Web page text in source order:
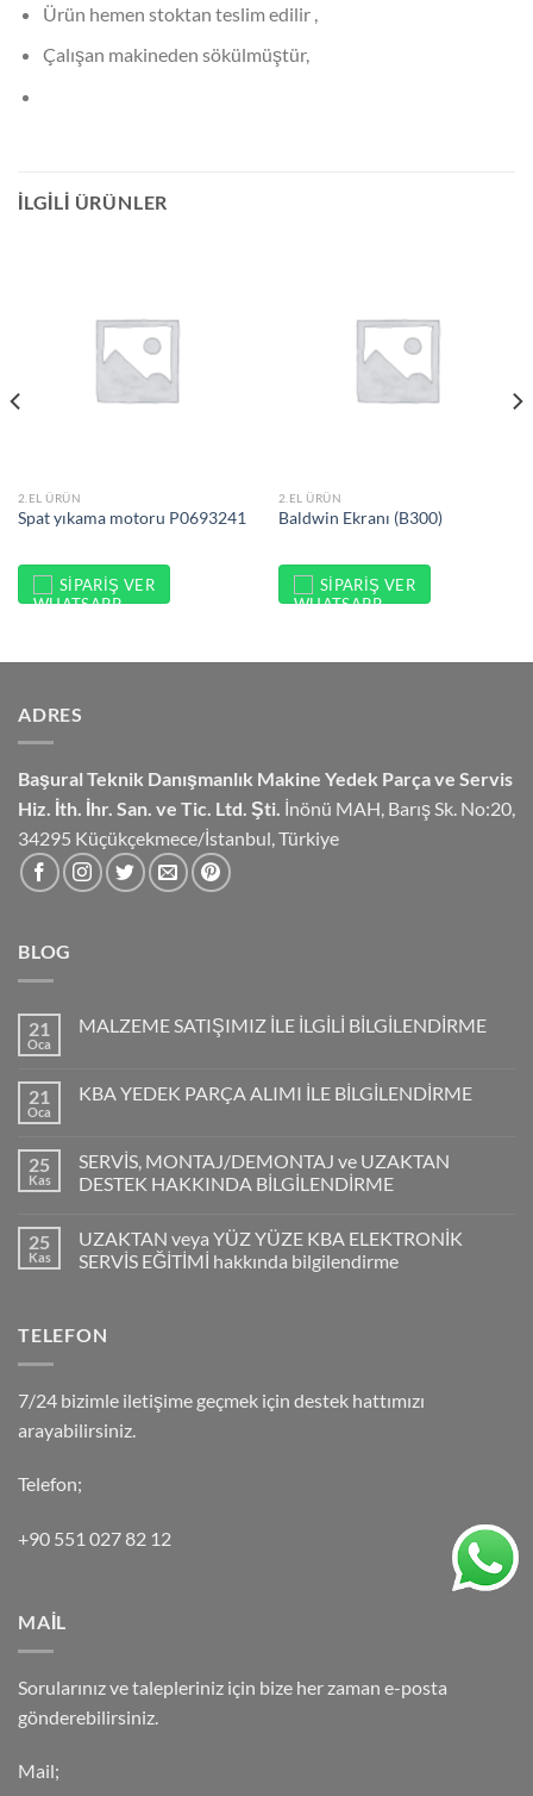
Ürün hemen stoktan teslim edilir ,
Çalışan makineden sökülmüştür,
İLGILI ÜRÜNLER
2.EL ÜRÜN
Spat yıkama motoru P0693241
SIPARIŞ VER
2.EL ÜRÜN
Baldwin Ekranı (B300)
SIPARIŞ VER
ADRES
Başural Teknik Danışmanlık Makine Yedek Parça ve Servis
Hiz. İth. İhr. San. ve Tic. Ltd. Şti. İnönü MAH, Barış Sk. No:20,
34295 Küçükçekmece/İstanbul, Türkiye
BLOG
21
Oca
MALZEME SATIŞIMIZ İLE İLGİLİ BİLGİLENDİRME
21
Oca
KBA YEDEK PARÇA ALIMI İLE BİLGİLENDİRME
25
Kas
SERVİS, MONTAJ/DEMONTAJ ve UZAKTAN
DESTEK HAKKINDA BİLGİLENDİRME
25
Kas
UZAKTAN veya YÜZ YÜZE KBA ELEKTRONİK
SERVİS EĞİTİMİ hakkında bilgilendirme
TELEFON
7/24 bizimle iletişime geçmek için destek hattımızı
arayabilirsiniz.
Telefon;
+90 551 027 82 12
MAİL
Sorularınız ve talepleriniz için bize her zaman e-posta
gönderebilirsiniz.
Mail;